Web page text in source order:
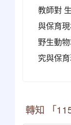
教師對
與保育
野生動
究與保
轉知 「